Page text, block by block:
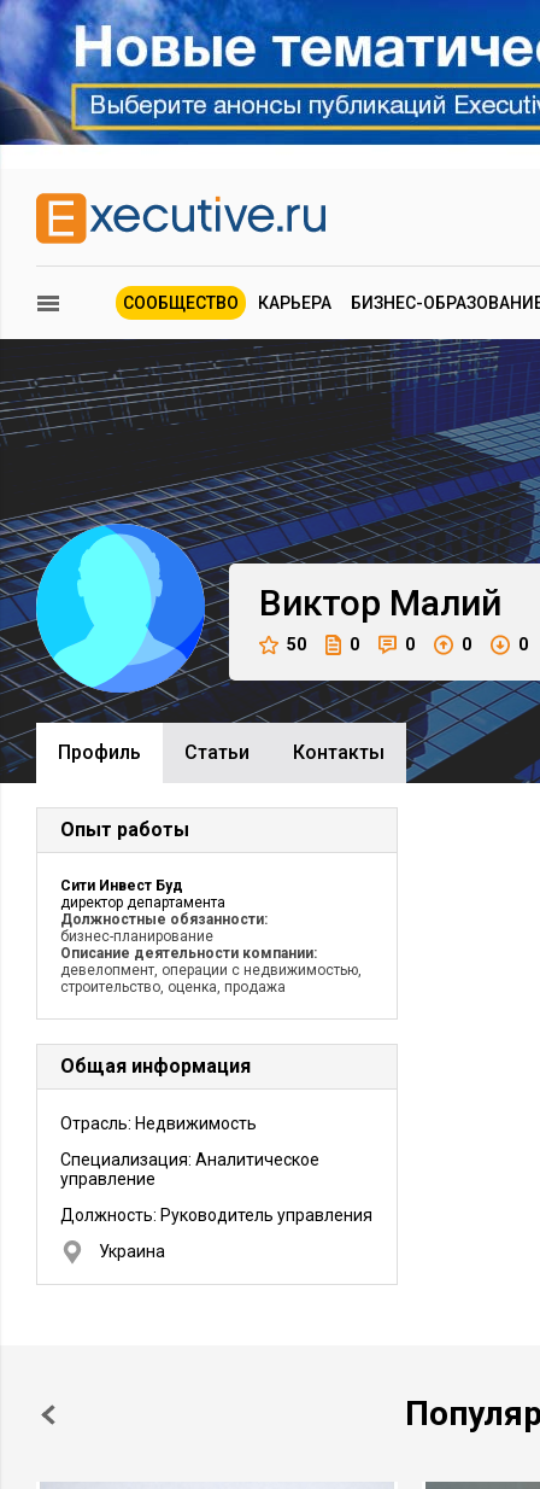
СООБЩЕСТВО КАРЬЕРА БИЗНЕС-
Виктор Малий
50 0 0 0 0
Профиль Cтатьи Контакты
Опыт работы
Сити Инвест Буд
директор департамента
Должностные обязанности:
бизнес-планирование
Описание деятельности компании:
девелопмент, операции с недвижимостью,
строительство, оценка, продажа
Общая информация
Отрасль: Недвижимость
Специализация: Аналитическое
управление
Должность: Руководитель управления
Украина